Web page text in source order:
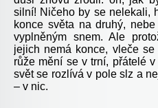
silní! Ničeho by se nelekali,
konce světa na druhý,
vyplněným snem. Ale
jejich nemá konce, vleče
růže mění se v trní, přátelé v
svět se rozlívá v pole slz a
– v nic.